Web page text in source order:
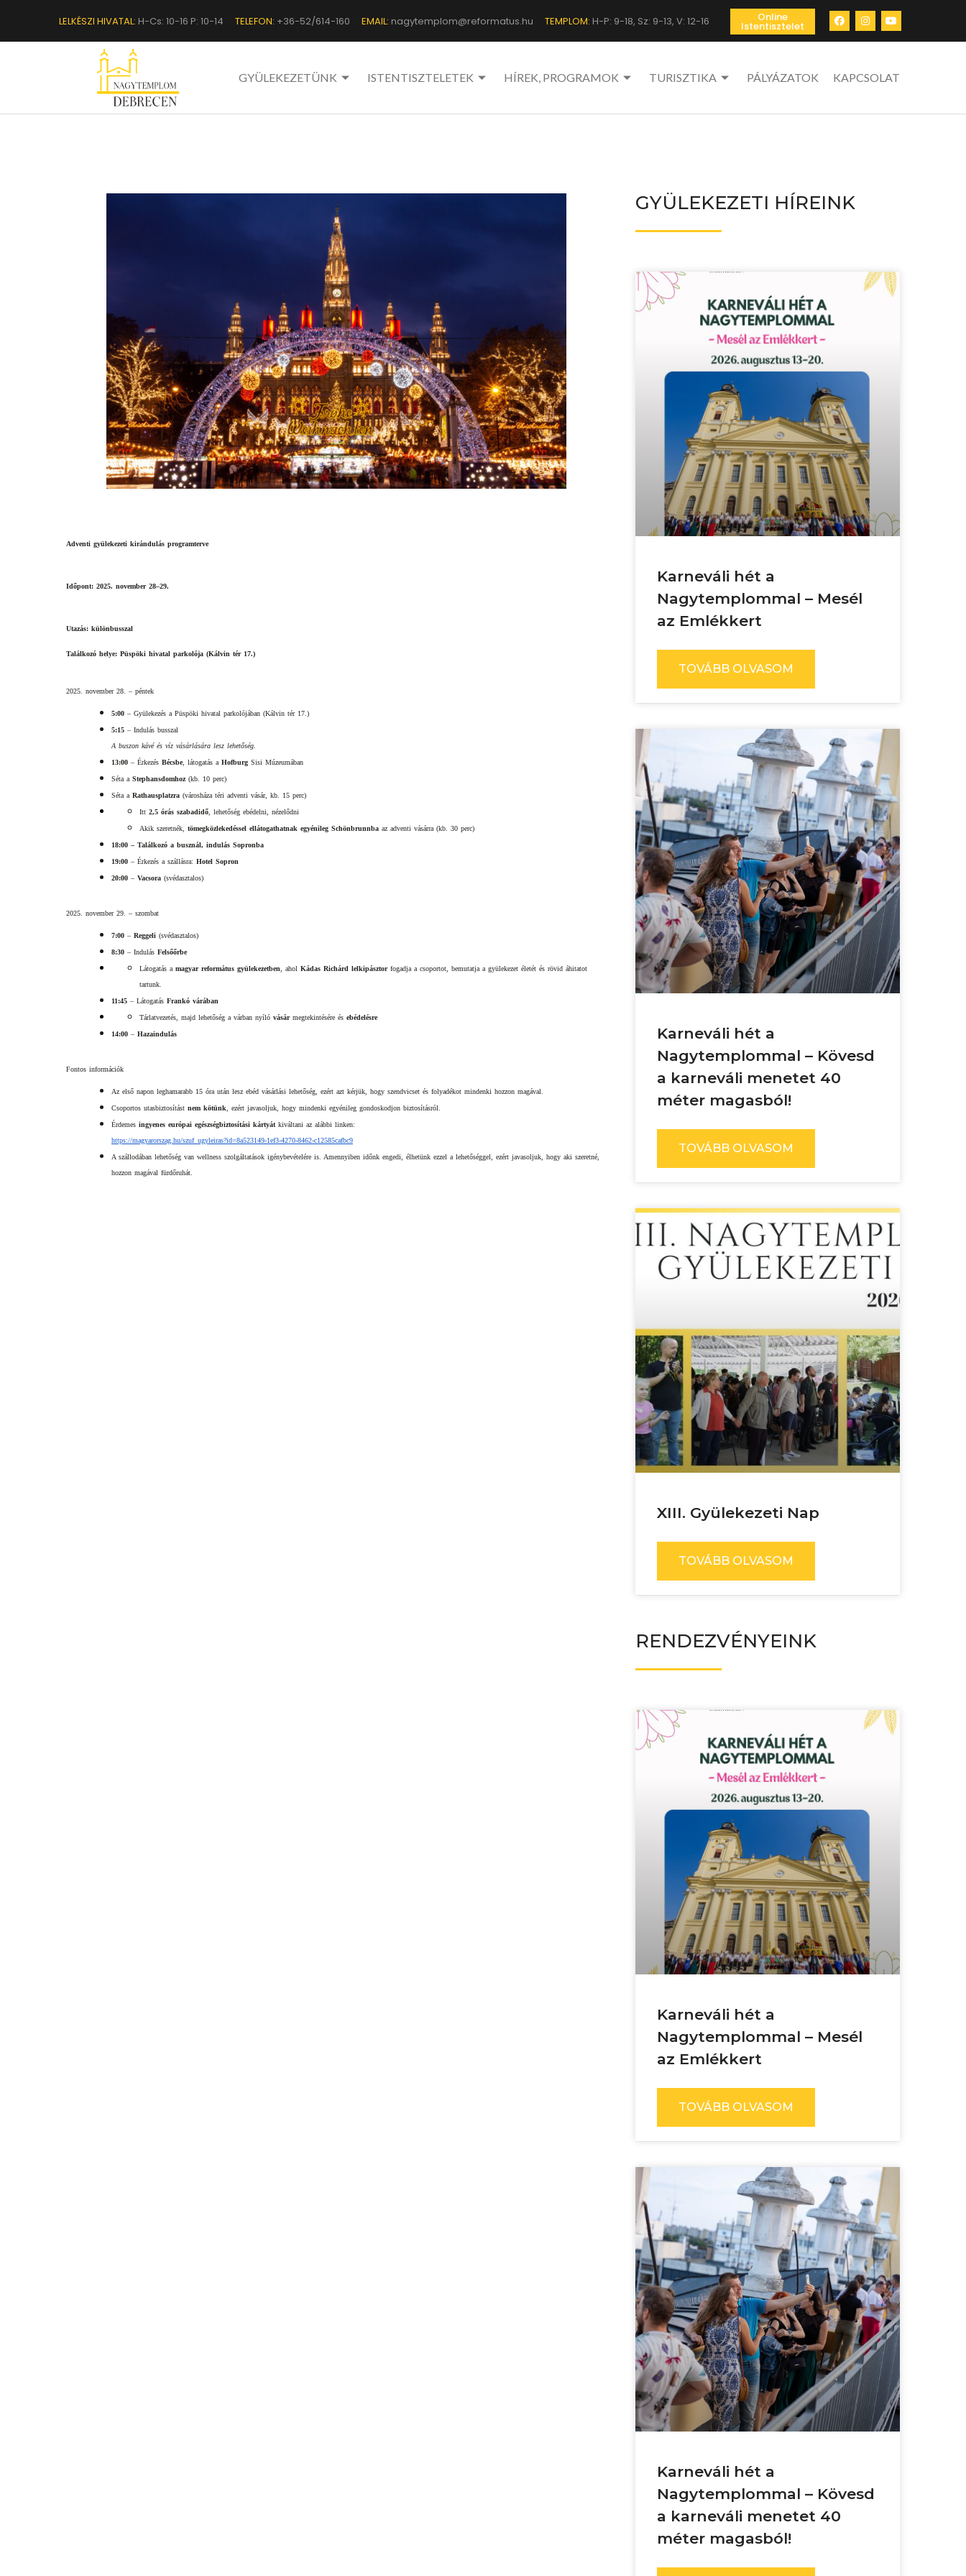
LELKÉSZI HIVATAL: H-Cs: 10-16 P: 10-14 TELEFON: +36-52/614-160 EMAIL: nagytemplom@reformatus.hu TEMPLOM: H-P: 9-18, Sz: 9-13, V: 12-16 Online
Istentisztelet
GYÜLEKEZETÜNK ISTENTISZTELETEK HÍREK, PROGRAMOK TURISZTIKA PÁLYÁZATOK KAPCSOLAT
Adventi gyülekezeti kirándulás programterve
Időpont: 2025. november 28–29.
Utazás: különbusszal
Találkozó helye: Püspöki hivatal parkolója (Kálvin tér 17.)
2025. november 28. – péntek
5:00 – Gyülekezés a Püspöki hivatal parkolójában (Kálvin tér 17.)
5:15 – Indulás busszal
A buszon kávé és víz vásárlására lesz lehetőség.
13:00 – Érkezés Bécsbe, látogatás a Hofburg Sisi Múzeumában
Séta a Stephansdomhoz (kb. 10 perc)
Séta a Rathausplatzra (városháza téri adventi vásár, kb. 15 perc)
Itt 2,5 órás szabadidő , lehetőség ebédelni, nézelődni
Akik szeretnék, tömegközlekedéssel ellátogathatnak egyénileg Schönbrunnba az adventi vásárra (kb. 30 perc)
18:00 – Találkozó a busznál, indulás Sopronba
19:00 – Érkezés a szállásra: Hotel Sopron
20:00 – Vacsora (svédasztalos)
2025. november 29. – szombat
7:00 – Reggeli (svédasztalos)
8:30 – Indulás Felsőőrbe
Látogatás a magyar református gyülekezetben , ahol Kádas Richárd lelkipásztor fogadja a csoportot, bemutatja a gyülekezet életét és rövid áhitatot
tartunk.
11:45 – Látogatás Frankó várában
Tárlatvezetés, majd lehetőség a várban nyíló vásár megtekintésére és ebédelésre
14:00 – Hazaindulás
Fontos információk
Az első napon leghamarabb 15 óra után lesz ebéd vásárlási lehetőség, ezért azt kérjük, hogy szendvicset és folyadékot mindenki hozzon magával.
Csoportos utasbiztosítást nem kötünk , ezért javasoljuk, hogy mindenki egyénileg gondoskodjon biztosításról.
Érdemes ingyenes európai egészségbiztosítási kártyát kiváltani az alábbi linken:
https://magyarorszag.hu/szuf_ ugyleiras?id=8a523149-1ef3-4270-8462-c12585cafbc9
A szállodában lehetőség van wellness szolgáltatások igénybevételére is. Amennyiben időnk engedi, élhetünk ezzel a lehetőséggel, ezért javasoljuk, hogy aki szeretné,
hozzon magával fürdőruhát.
GYÜLEKEZETI HÍREINK
Karneváli hét a
Nagytemplommal – Mesél
az Emlékkert
TOVÁBB OLVASOM
Karneváli hét a
Nagytemplommal – Kövesd
a karneváli menetet 40
méter magasból!
TOVÁBB OLVASOM
XIII. Gyülekezeti Nap
TOVÁBB OLVASOM
RENDEZVÉNYEINK
Karneváli hét a
Nagytemplommal – Mesél
az Emlékkert
TOVÁBB OLVASOM
Karneváli hét a
Nagytemplommal – Kövesd
a karneváli menetet 40
méter magasból!